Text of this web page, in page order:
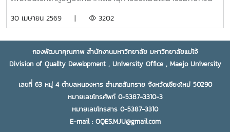
จริง เพื่อให้มีแนวทางการทำงานที่เป็นมาตรฐานและมี
งานประกันคุณภาพในแต่ละส่วนงานที่เข้มแข็ง ในกิจกรรมนี้
มีเจ้าหน้าที่ผู้ปฏิบัติงานการพัฒนาคุณภาพของแต่ละส่วนงานเข้า
ร่วมแลกเปลี่ยนความคิด ข้อคิดเห็น และพิจารณาเสนอข้อเสนอ
แนะเพื่อพัฒนาการทำหน้าที่เลขานุการให้มีประสิทธิภาพต่อไป#
QA Secretary# คนคุณภาพ# งานพัฒนาคุณภาพ# กอง
30 เมษายน 2569 | 3202
กองพัฒนาคุณภาพ สำนักงานมหาวิทยาลัย มหาวิทยาลัยแม่โจ้
Division of Quality Development , University Office , Maejo University
เลขที่ 63 หมู่ 4 ตำบลหนองหาร อำเภอสันทราย จังหวัดเชียงใหม่ 50290
หมายเลขโทรศัพท์ 0-5387-3310-3
หมายเลขโทรสาร 0-5387-3310
E-mail : OQES.MJU@gmail.com